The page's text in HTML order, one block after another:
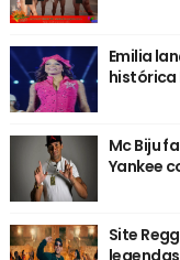
Emilia
histórica
Mc Biju
Yankee
Site